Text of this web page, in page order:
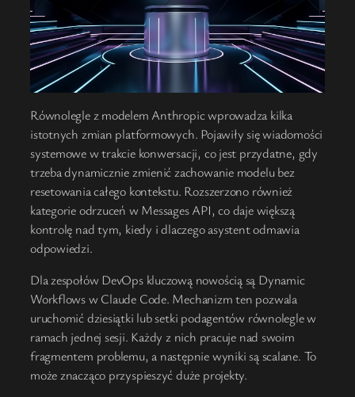
Równolegle z modelem Anthropic wprowadza kilka
istotnych zmian platformowych. Pojawiły się wiadomości
systemowe w trakcie konwersacji, co jest przydatne, gdy
trzeba dynamicznie zmienić zachowanie modelu bez
resetowania całego kontekstu. Rozszerzono również
kategorie odrzuceń w Messages API, co daje większą
kontrolę nad tym, kiedy i dlaczego asystent odmawia
odpowiedzi.
Dla zespołów DevOps kluczową nowością są Dynamic
Workflows w Claude Code. Mechanizm ten pozwala
uruchomić dziesiątki lub setki podagentów równolegle w
ramach jednej sesji. Każdy z nich pracuje nad swoim
fragmentem problemu, a następnie wyniki są scalane. To
może znacząco przyspieszyć duże projekty.